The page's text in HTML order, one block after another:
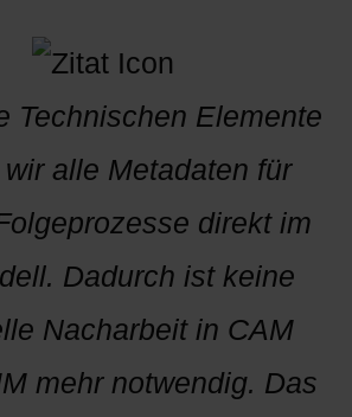
Technischen Elemente
alle Metadaten für
direkt im
Dadurch ist keine
Nacharbeit in CAM
mehr notwendig. Das